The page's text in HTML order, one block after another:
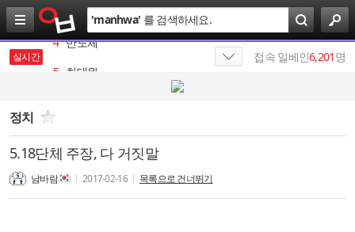
검
색
'manhwa' 를 검색하세요.
실시간
4 반도체
7
8
HBM
9 SKT
10 SK텔레콤
접속 일베인6,201 명
정치
5.18단체 주장, 다 거짓말
남바람 2017-02-16 목록으로 건너뛰기